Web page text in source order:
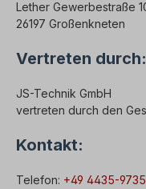
Lether Gewerbestraße
26197 Großenkneten
Vertreten durch:
JS-Technik GmbH
vertreten durch den
Kontakt:
Telefon: +49 4435-